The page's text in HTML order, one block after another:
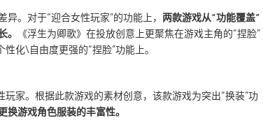
。对于“迎合女性玩家”的功能上， 两款游戏从“功能覆盖”
。
《浮生为卿歌》在投放创意上更聚焦在游戏主角的“捏脸”
化\自由度更强的“捏脸”功能上。
家。根据此款游戏的素材创意，该款游戏为突出“换装”功
换游戏角色服装的丰富性。